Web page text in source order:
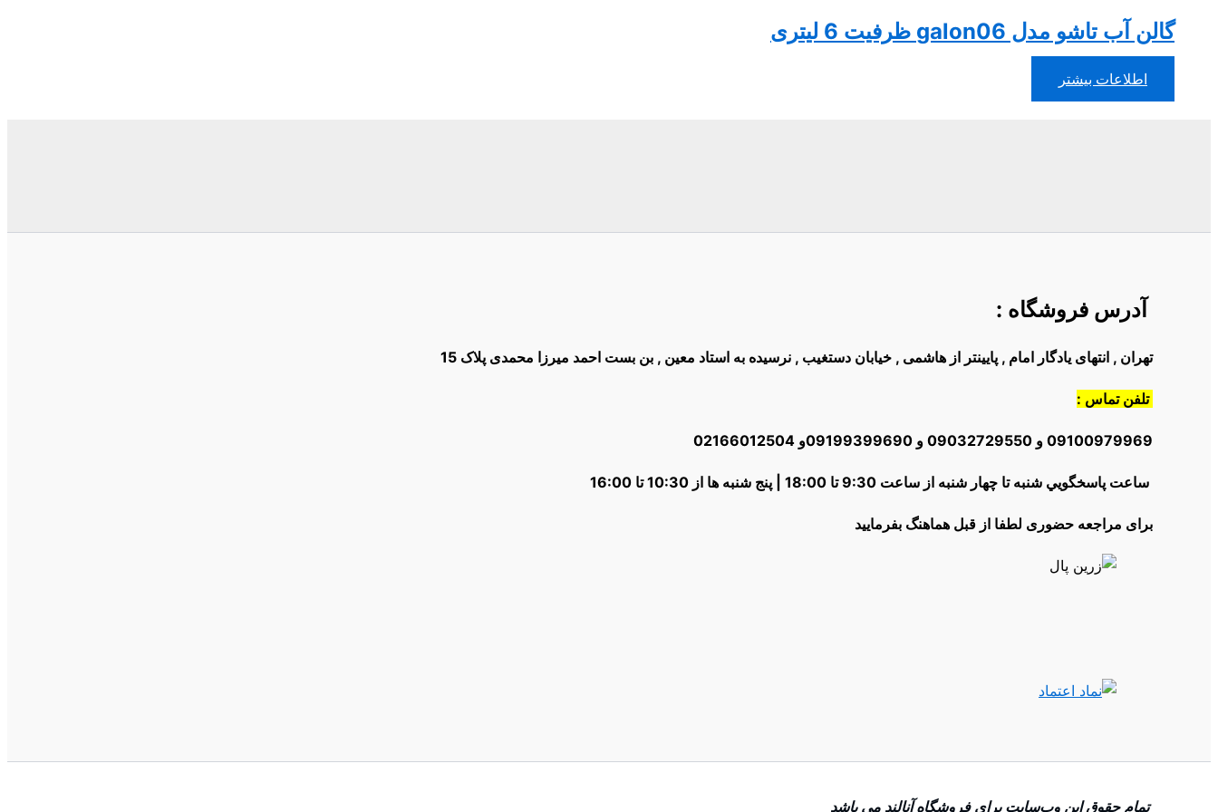
گالن آب تاشو مدل galon06 ظرفیت 6 لیتری
اطلاعات بیشتر
آدرس فروشگاه :
تهران , انتهای یادگار امام , پایینتر از هاشمی , خیابان دستغیب , نرسیده به استاد معین , بن بست احمد میرزا محمدی پلاک 15
تلفن تماس :
09100979969 و 09032729550 و 09199399690و 02166012504
ساعت پاسخگويي شنبه تا چهار شنبه از ساعت 9:30 تا 18:00 | پنج شنبه ها از 10:30 تا 16:00
برای مراجعه حضوری لطفا از قبل هماهنگ بفرمایید
تمام حقوق اين وب‌سايت برای فروشگاه آنالند می باشد